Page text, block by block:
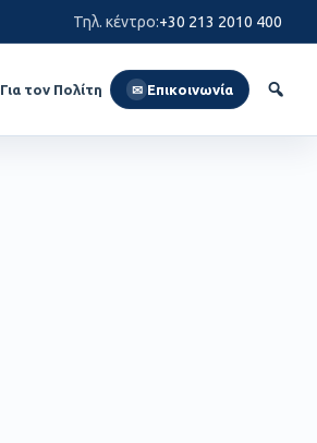
Τηλ. κέντρο:+30 213 2010 400
Για τον Πολίτη ✉ Επικοινωνία